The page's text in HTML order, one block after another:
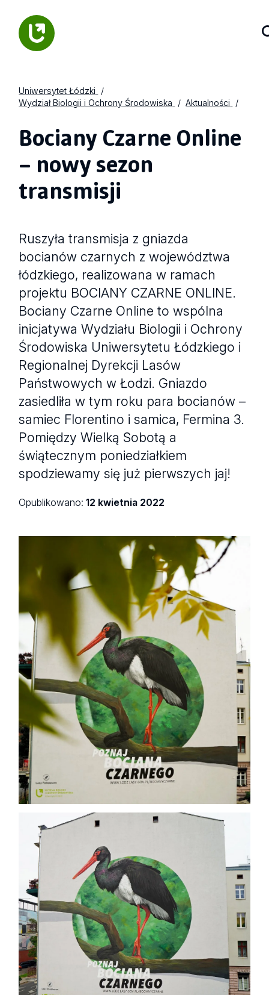
Uniwersytet Łódzki
Wydział Biologii i Ochrony Środowiska
Aktualności
Bociany Czarne Online
– nowy sezon
transmisji
Ruszyła transmisja z gniazda
bocianów czarnych z województwa
łódzkiego, realizowana w ramach
projektu BOCIANY CZARNE ONLINE.
Bociany Czarne Online to wspólna
inicjatywa Wydziału Biologii i Ochrony
Środowiska Uniwersytetu Łódzkiego i
Regionalnej Dyrekcji Lasów
Państwowych w Łodzi. Gniazdo
zasiedliła w tym roku para bocianów –
samiec Florentino i samica, Fermina 3.
Pomiędzy Wielką Sobotą a
świątecznym poniedziałkiem
spodziewamy się już pierwszych jaj!
Opublikowano:12 kwietnia 2022